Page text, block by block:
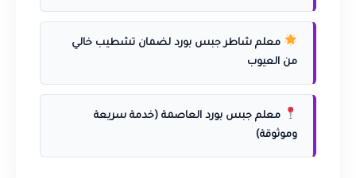
معلم شاطر جبس بورد لضمان تشطيب خالي
من العيوب
معلم جبس بورد العاصمة (خدمة سريعة
وموثوقة)